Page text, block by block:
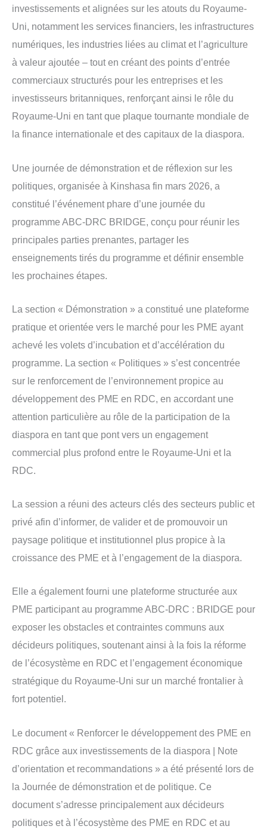
investissements et alignées sur les atouts du Royaume-
Uni, notamment les services financiers, les infrastructures
numériques, les industries liées au climat et l’agriculture
à valeur ajoutée – tout en créant des points d’entrée
commerciaux structurés pour les entreprises et les
investisseurs britanniques, renforçant ainsi le rôle du
Royaume-Uni en tant que plaque tournante mondiale de
la finance internationale et des capitaux de la diaspora.
Une journée de démonstration et de réflexion sur les
politiques, organisée à Kinshasa fin mars 2026, a
constitué l’événement phare d’une journée du
programme ABC-DRC BRIDGE, conçu pour réunir les
principales parties prenantes, partager les
enseignements tirés du programme et définir ensemble
les prochaines étapes.
La section « Démonstration » a constitué une plateforme
pratique et orientée vers le marché pour les PME ayant
achevé les volets d’incubation et d’accélération du
programme. La section « Politiques » s’est concentrée
sur le renforcement de l’environnement propice au
développement des PME en RDC, en accordant une
attention particulière au rôle de la participation de la
diaspora en tant que pont vers un engagement
commercial plus profond entre le Royaume-Uni et la
RDC.
La session a réuni des acteurs clés des secteurs public et
privé afin d’informer, de valider et de promouvoir un
paysage politique et institutionnel plus propice à la
croissance des PME et à l’engagement de la diaspora.
Elle a également fourni une plateforme structurée aux
PME participant au programme ABC-DRC : BRIDGE pour
exposer les obstacles et contraintes communs aux
décideurs politiques, soutenant ainsi à la fois la réforme
de l’écosystème en RDC et l’engagement économique
stratégique du Royaume-Uni sur un marché frontalier à
fort potentiel.
Le document « Renforcer le développement des PME en
RDC grâce aux investissements de la diaspora | Note
d’orientation et recommandations » a été présenté lors de
la Journée de démonstration et de politique. Ce
document s’adresse principalement aux décideurs
politiques et à l’écosystème des PME en RDC et au